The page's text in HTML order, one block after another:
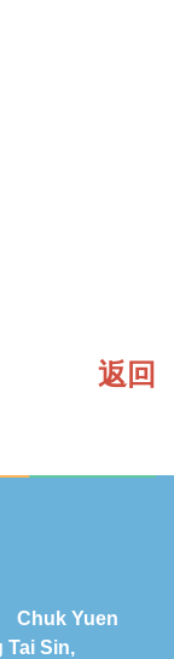
返回
Yuen
Sin,